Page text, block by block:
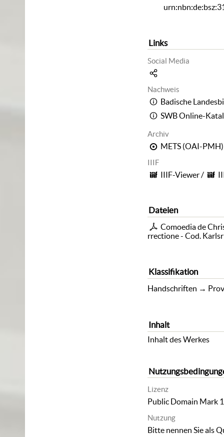
Links
Social Media
Nachweis
Badische
SWB Online-
Archiv
METS (OAI-PMH)
IIIF
IIIF-Viewer/
Dateien
Comoedia de
rrectione - Cod.
Klassifikation
Handschriften →
Inhalt
Inhalt des Werkes
Lizenz
Public Domain Mark
Nutzung
Bitte nennen Sie als